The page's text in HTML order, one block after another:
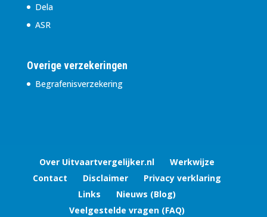
Dela
ASR
Overige verzekeringen
Begrafenisverzekering
Over Uitvaartvergelijker.nl
Werkwijze
Contact
Disclaimer
Privacy verklaring
Links
Nieuws (Blog)
Veelgestelde vragen (FAQ)